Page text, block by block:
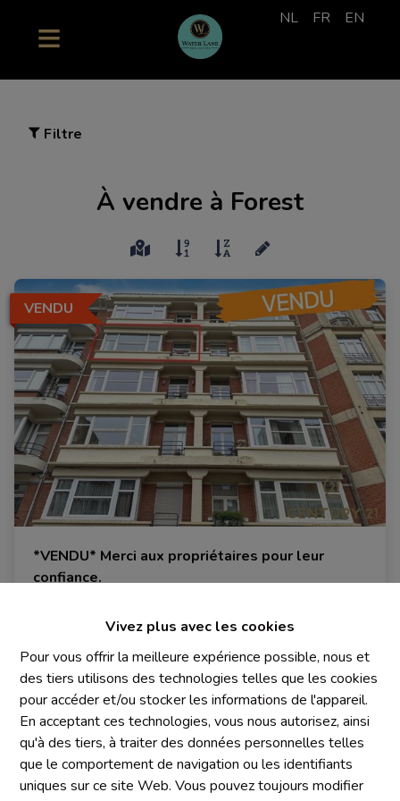
Vivez plus avec les cookies
Pour vous offrir la meilleure expérience possible, nous et
des tiers utilisons des technologies telles que les cookies
pour accéder et/ou stocker les informations de l'appareil.
En acceptant ces technologies, vous nous autorisez, ainsi
qu'à des tiers, à traiter des données personnelles telles
que le comportement de navigation ou les identifiants
uniques sur ce site Web. Vous pouvez toujours modifier
NL FR EN
Filtre
À vendre à Forest
VENDU
*VENDU* Merci aux propriétaires pour leur
confiance.
2 1 80 m²